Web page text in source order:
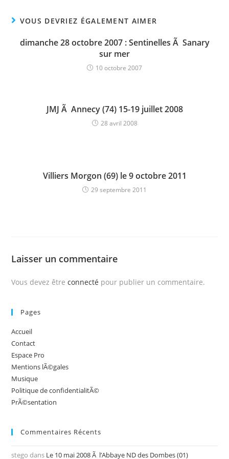
VOUS DEVRIEZ ÉGALEMENT AIMER
dimanche 28 octobre 2007 : Sentinelles Ã Sanary
sur mer
10 octobre 2007
JMJ Ã Annecy (74) 15-19 juillet 2008
28 avril 2008
Villiers Morgon (69) le 9 octobre 2011
29 septembre 2011
Laisser un commentaire
Vous devez êtreconnecté pour publier un commentaire.
Pages
Accueil
Contact
Espace Pro
Mentions lÃ©gales
Musique
Politique de confidentialitÃ©
PrÃ©sentation
Commentaires Récents
stego dans Le 10 mai 2008 Ã l’Abbaye ND des Dombes (01)